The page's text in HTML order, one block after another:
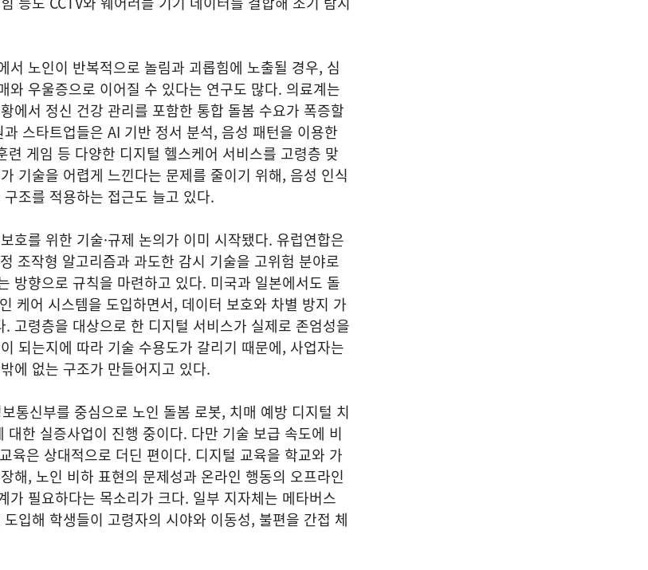
서 노인이 반복적으로 놀림과 괴롭힘에 노출될 경우, 심
와 우울증으로 이어질 수 있다는 연구도 많다. 의료계는
에서 정신 건강 관리를 포함한 통합 돌봄 수요가 폭증할
스타트업들은 AI 기반 정서 분석, 음성 패턴을 이용한
게임 등 다양한 디지털 헬스케어 서비스를 고령층 맞
기술을 어렵게 느낀다는 문제를 줄이기 위해, 음성 인식
조를 적용하는 접근도 늘고 있다.
호를 위한 기술·규제 논의가 이미 시작됐다. 유럽연합은
조작형 알고리즘과 과도한 감시 기술을 고위험 분야로
방향으로 규칙을 마련하고 있다. 미국과 일본에서도 돌
케어 시스템을 도입하면서, 데이터 보호와 차별 방지 가
고령층을 대상으로 한 디지털 서비스가 실제로 존엄성을
되는지에 따라 기술 수용도가 갈리기 때문에, 사업자는
에 없는 구조가 만들어지고 있다.
통신부를 중심으로 노인 돌봄 로봇, 치매 예방 디지털 치
한 실증사업이 진행 중이다. 다만 기술 보급 속도에 비
육은 상대적으로 더딘 편이다. 디지털 교육을 학교와 가
해, 노인 비하 표현의 문제성과 온라인 행동의 오프라인
가 필요하다는 목소리가 크다. 일부 지자체는 메타버스
입해 학생들이 고령자의 시야와 이동성, 불편을 간접 체